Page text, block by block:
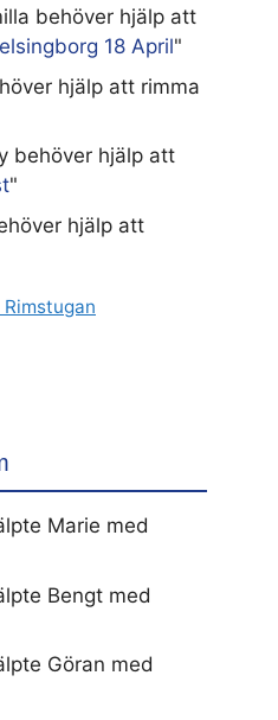
behöver hjälp att
18 April"
hjälp att rimma
behöver hjälp att
"
hjälp att
Marie med
Bengt med
Göran med